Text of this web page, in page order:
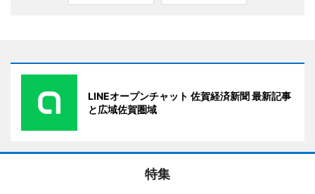
LINEオープンチャット 佐賀経済新聞 最新記事
と広域佐賀圏域
特集